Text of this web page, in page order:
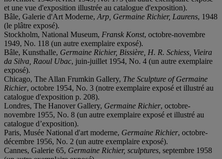
et une vue d'exposition illustrée au catalogue d'exposition).
Bâle, Galerie d'Art Moderne, Arp, Germaine Richier, Laurens, 1948
(le plâtre exposé).
Stockholm, National Museum, Fransk Konst, octobre-novembre
1949, No. 118 (un autre exemplaire exposé).
Bâle, Kunsthalle, Germaine Richier, Bissière, H. R. Schiess, Vieira
da Silva, Raoul Ubac, juin-juillet 1954, No. 4 (un autre exemplaire
exposé).
Chicago, The Allan Frumkin Gallery, The Sculpture of Germaine
Richier, octobre 1954, No. 3 (notre exemplaire exposé et illustré au
catalogue d'exposition p. 208).
Londres, The Hanover Gallery, Germaine Richier, octobre-
novembre 1955, No. 8 (un autre exemplaire exposé et illustré au
catalogue d’exposition).
Paris, Musée National d'art moderne, Germaine Richier, octobre-
décembre 1956, No. 2 (un autre exemplaire exposé).
Cannes, Galerie 65, Germaine Richier, sculptures, septembre 1958